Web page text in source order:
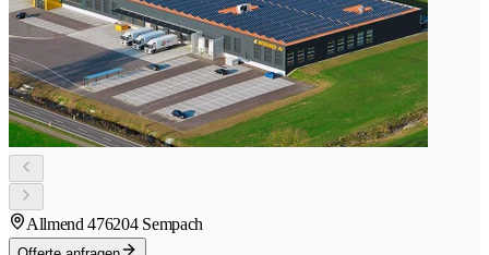
Allmend 476204 Sempach